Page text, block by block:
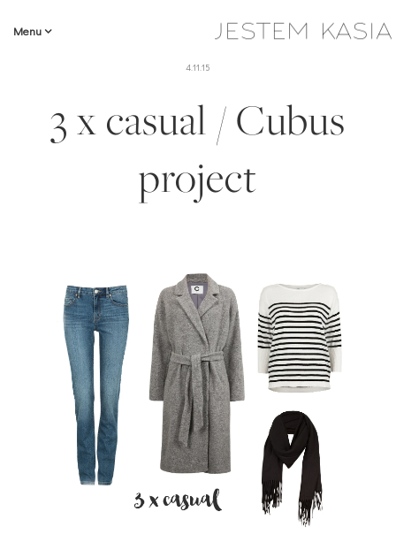
Menu
4.11.15
3 x casual / Cubus
project